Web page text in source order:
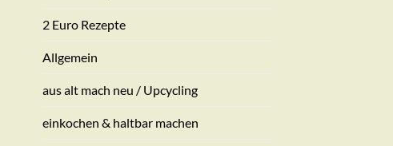
2 Euro Rezepte
Allgemein
aus alt mach neu / Upcycling
einkochen & haltbar machen